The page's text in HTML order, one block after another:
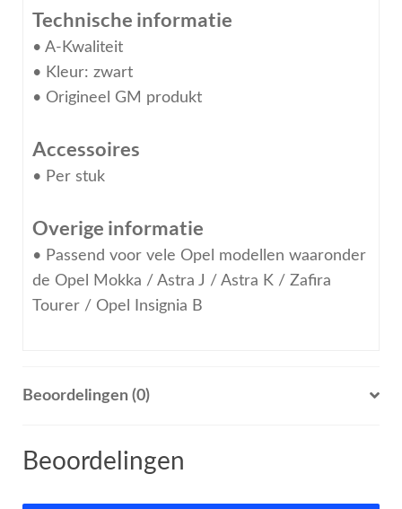
Technische informatie
• A-Kwaliteit
• Kleur: zwart
• Origineel GM produkt
Accessoires
• Per stuk
Overige informatie
• Passend voor vele Opel modellen waaronder
de Opel Mokka / Astra J / Astra K / Zafira
Tourer / Opel Insignia B
Beoordelingen (0)
Beoordelingen